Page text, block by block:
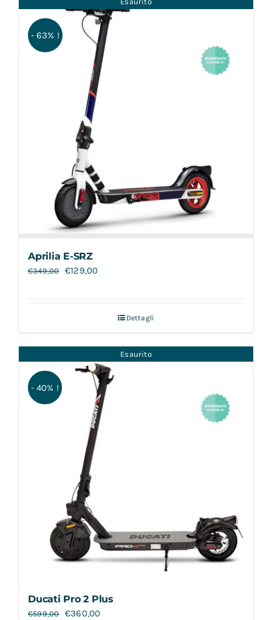
- 63% !
Aprilia E-SRZ
€349,00 €129,00
Dettagli
Esaurito
- 40% !
Ducati Pro 2 Plus
€599,00 €360,00